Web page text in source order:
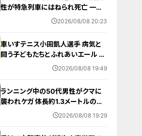
性が特急列車にはねられ死亡 一部
区間で一時運転見合わせに お盆休
2026/08/08 20:23
車いすテニス小田凱人選手 病気と
闘う子どもたちとふれあいエール ス
ポーツの楽しさ伝える 名古屋・緑区
2026/08/08 19:49
ランニング中の50代男性がクマに
襲われケガ 体長約1.3メートルのツ
キノワグマに腕や足をかまれる 「つ
2026/08/08 19:29